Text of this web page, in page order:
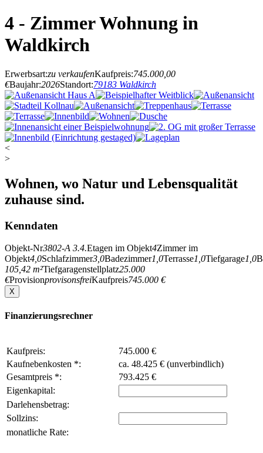
4 - Zimmer Wohnung in
Waldkirch
Erwerbsart:zu verkaufenKaufpreis:745.000,00
€Baujahr:2026Standort:79183 Waldkirch
<
>
Wohnen, wo Natur und Lebensqualität
zuhause sind.
Kenndaten
Objekt-Nr3802-A 3.4.Etagen im Objekt4Zimmer im
Objekt4,0Schlafzimmer3,0Badezimmer1,0Terrasse1,0Tiefgarage1,0
105,42 m²Tiefgaragenstellplatz25.000
€ProvisionprovisonsfreiKaufpreis745.000 €
X
Finanzierungsrechner
Kaufpreis:
745.000 €
Kaufnebenkosten *:
ca. 48.425 € (unverbindlich)
Gesamtpreis *:
793.425 €
Eigenkapital:
Darlehensbetrag:
Sollzins:
monatliche Rate: